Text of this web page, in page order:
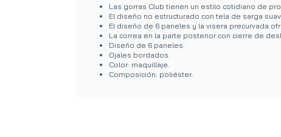
Las gorras Club tienen un estilo cotidiano de
El diseño no estructurado con tela de sarga
El diseño de 6 paneles y la visera precurvada
La correa en la parte posterior con cierre de
Diseño de 6 paneles.
Ojales bordados.
Color: maquillaje.
Composición: poliéster.